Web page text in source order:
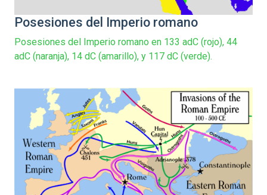
Posesiones del Imperio romano
Posesiones del Imperio romano en 133 adC (rojo), 44
adC (naranja), 14 dC (amarillo), y 117 dC (verde).